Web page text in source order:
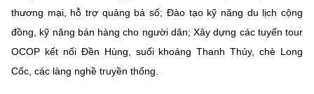
thương mại, hỗ trợ quảng bá số; Đào tạo kỹ năng du lịch cộng
đồng, kỹ năng bán hàng cho người dân; Xây dựng các tuyến tour
OCOP kết nối Đền Hùng, suối khoáng Thanh Thủy, chè Long
Cốc, các làng nghề truyền thống.